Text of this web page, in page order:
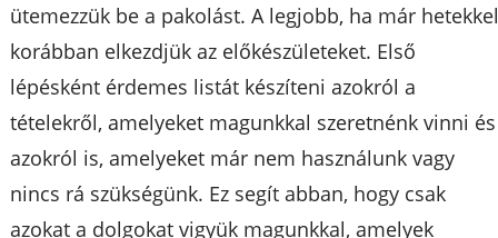
ütemezzük be a pakolást. A legjobb, ha már
korábban elkezdjük az előkészületeket. Első
lépésként érdemes listát készíteni azokról a
tételekről, amelyeket magunkkal szeretnénk vinni és
azokról is, amelyeket már nem használunk vagy
nincs rá szükségünk. Ez segít abban, hogy csak
azokat a dolgokat vigyük magunkkal, amelyek